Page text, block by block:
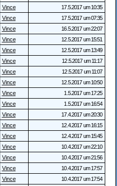
Vince
17.5.2017 um 10:35
Vince
17.5.2017 um 07:35
Vince
16.5.2017 um 22:07
Vince
12.5.2017 um 15:51
Vince
12.5.2017 um 13:49
Vince
12.5.2017 um 11:17
Vince
12.5.2017 um 11:07
Vince
12.5.2017 um 10:50
Vince
1.5.2017 um 17:25
Vince
1.5.2017 um 16:54
Vince
17.4.2017 um 20:30
Vince
12.4.2017 um 16:15
Vince
12.4.2017 um 15:45
Vince
10.4.2017 um 22:10
Vince
10.4.2017 um 21:56
Vince
10.4.2017 um 17:57
Vince
10.4.2017 um 17:54